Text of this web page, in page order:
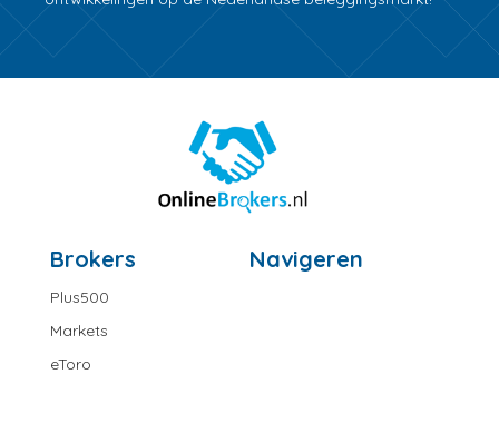
Brokers
Plus500
Markets
eToro
Navigeren